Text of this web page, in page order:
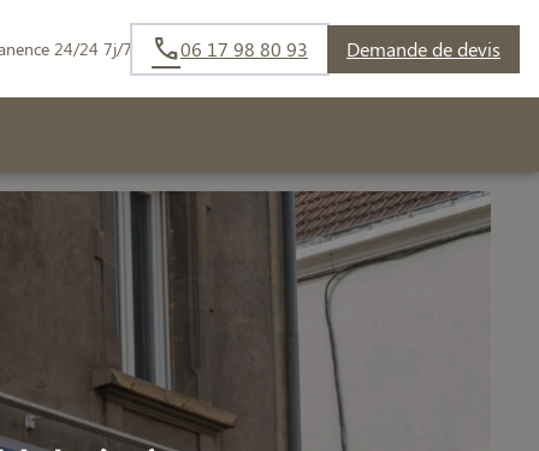
24/24 7j/7 06 17 98 80 93 Demande de devis